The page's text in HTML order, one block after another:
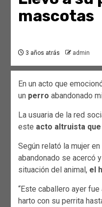
mascotas
3 años atrás admin
En un acto que
un perro abandonado
La usuaria de la red
este acto altruista
Según relató la mujer
abandonado se acercó
situación del animal, el
“Este caballero ayer
harto con su perrita